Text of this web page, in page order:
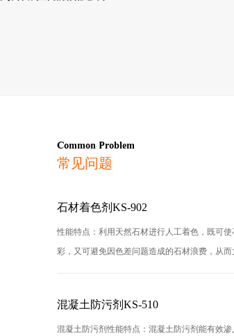
Common Problem
常见问题
石材着色剂KS-902
性能特点：利用天然石材进行人工着色，既可
彩，又可避免因色差问题造成的石材浪费，从而
混凝土防污剂KS-510
混凝土防污剂性能特点：混凝土防污剂能有效